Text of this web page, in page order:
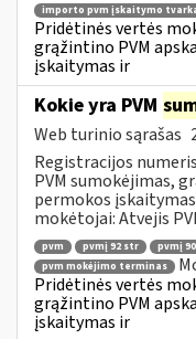
importo pvm įskaitymo
Pridėtinės vertės
grąžintino PVM
įskaitymas ir
Kokie yra PVM
Web turinio sąrašas
Registracijos
PVM sumokėjimas,
permokos
mokėtojai: Atvejis
pvm pvmį 92 str pvmį
pvm mokėjimo terminas
Pridėtinės vertės
grąžintino PVM
įskaitymas ir